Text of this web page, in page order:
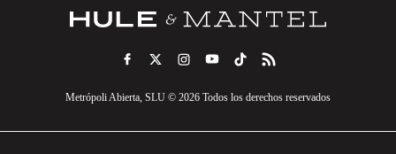
Metrópoli Abierta, SLU © 2026 Todos los derechos reservados